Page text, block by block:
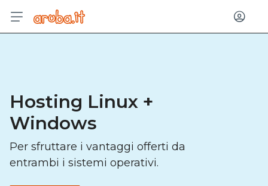
Hosting Linux +
Windows
Per sfruttare i vantaggi offerti da
entrambi i sistemi operativi.